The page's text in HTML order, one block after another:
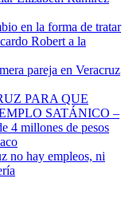
en la forma de tratar
Robert a la
pareja en Veracruz
PARA QUE
SATÁNICO –
4 millones de pesos
no hay empleos, ni